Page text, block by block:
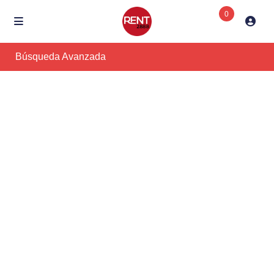
0
Búsqueda Avanzada